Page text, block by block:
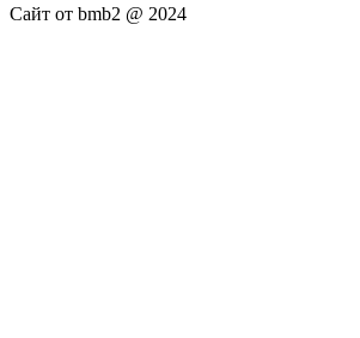
Сайт от bmb2 @ 2024